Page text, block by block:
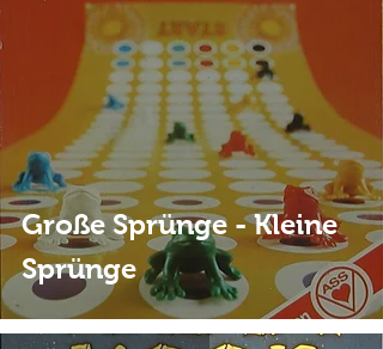
Große Sprünge - Kleine
Sprünge